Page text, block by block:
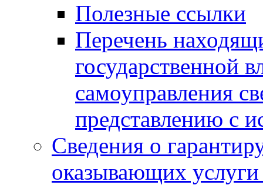
Полезные ссылки
Перечень
государственной
самоуправления
представлению с
Сведения о
оказывающих